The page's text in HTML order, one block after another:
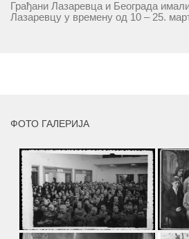
Грађани Лазаревца и Београда
Лазаревцу у времену од 10 – 25.
ФОТО ГАЛЕРИЈА